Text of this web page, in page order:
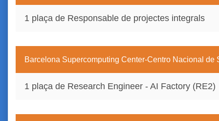
1 plaça de Responsable de projectes integrals
Barcelona Supercomputing Center-Centro Nacional de
1 plaça de Research Engineer - AI Factory (RE2)